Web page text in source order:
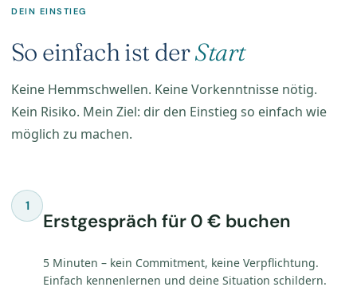
DEIN EINSTIEG
So einfach ist derStart
Keine Hemmschwellen. Keine Vorkenntnisse nötig.
Kein Risiko. Mein Ziel: dir den Einstieg so einfach wie
möglich zu machen.
1
Erstgespräch für 0 € buchen
5 Minuten – kein Commitment, keine Verpflichtung.
Einfach kennenlernen und deine Situation schildern.